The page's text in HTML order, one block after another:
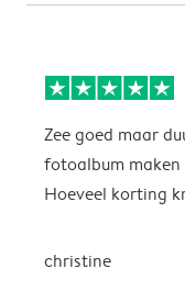
Zee goed maar
fotoalbum maken
Hoeveel korting
christine